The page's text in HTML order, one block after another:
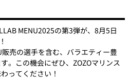
MENU2025の第3弾が、8月5日
販売の選手を含む、バラエティー豊
。この機会にぜひ、ZOZOマリンス
ってください！